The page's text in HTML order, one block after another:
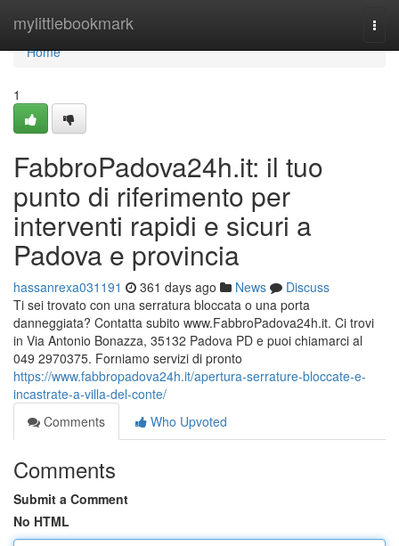
mylittlebookmark
Home
Home
1
FabbroPadova24h.it: il tuo
punto di riferimento per
interventi rapidi e sicuri a
Padova e provincia
hassanrexa031191 361 days ago News
Discuss
Ti sei trovato con una serratura bloccata o una porta
danneggiata? Contatta subito www.FabbroPadova24h.it. Ci trovi
in Via Antonio Bonazza, 35132 Padova PD e puoi chiamarci al
049 2970375. Forniamo servizi di pronto
https://www.fabbropadova24h.it/apertura-serrature-bloccate-e-
incastrate-a-villa-del-conte/
Comments
Who Upvoted
Comments
Submit a Comment
No HTML